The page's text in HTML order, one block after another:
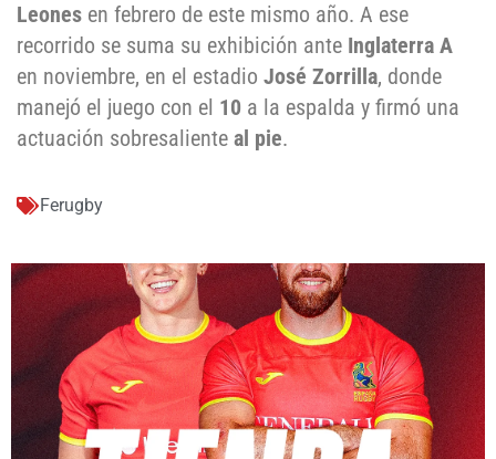
Leones en febrero de este mismo año. A ese
recorrido se suma su exhibición ante Inglaterra A
en noviembre, en el estadio José Zorrilla, donde
manejó el juego con el 10 a la espalda y firmó una
actuación sobresaliente al pie.
Ferugby